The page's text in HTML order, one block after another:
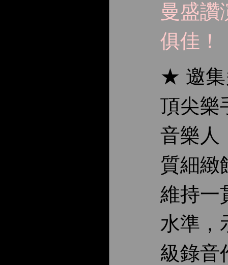
曼盛讚
俱佳！
★ 邀集
頂尖樂
音樂人
質細緻
維持一
水準，
級錄音